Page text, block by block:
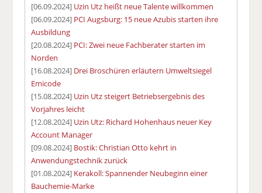
[06.09.2024] Uzin Utz heißt neue Talente willkommen
[06.09.2024] PCI Augsburg: 15 neue Azubis starten ihre
Ausbildung
[20.08.2024] PCI: Zwei neue Fachberater starten im
Norden
[16.08.2024] Drei Broschüren erläutern Umweltsiegel
Emicode
[15.08.2024] Uzin Utz steigert Betriebsergebnis des
Vorjahres leicht
[12.08.2024] Uzin Utz: Richard Hohenhaus neuer Key
Account Manager
[09.08.2024] Bostik: Christian Otto kehrt in
Anwendungstechnik zurück
[01.08.2024] Kerakoll: Spannender Neubeginn einer
Bauchemie-Marke